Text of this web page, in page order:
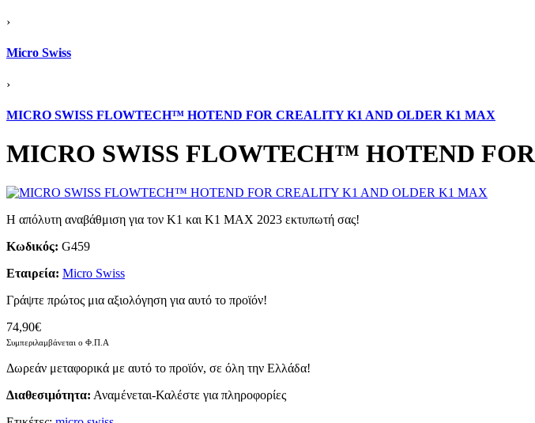
›
Micro Swiss
›
MICRO SWISS FLOWTECH™ HOTEND FOR CREALITY K1 AND OLDER K1 MAX
MICRO SWISS FLOWTECH™ HOTEND
Η απόλυτη αναβάθμιση για τον K1 και K1 MAX 2023 εκτυπωτή σας!
Κωδικός: G459
Εταιρεία: Micro Swiss
Γράψτε πρώτος μια αξιολόγηση για αυτό το προϊόν!
74,90€
Συμπεριλαμβάνεται ο Φ.Π.Α
Δωρεάν μεταφορικά με αυτό το προϊόν, σε όλη την Ελλάδα!
Διαθεσιμότητα: Αναμένεται-Καλέστε για πληροφορίες